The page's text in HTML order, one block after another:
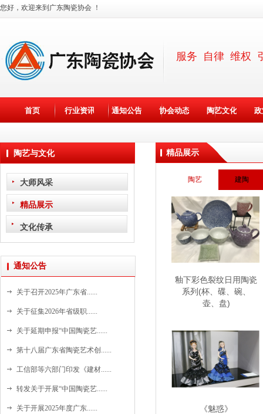
首页 行业资讯 通知公告 协会动态 陶艺文化
您好，欢迎来到广东陶瓷协会 ！
服务 自律 维权
精品展示
陶艺与文化
陶艺 建陶
大师风采
精品展示
文化传承
釉下彩色裂纹日用陶瓷
系列(杯、碟、碗、
壶、盘)
《魅惑》
通知公告
关于召开2025年广东省......
关于征集2026年省级职......
关于延期申报“中国陶瓷艺......
第十八届广东省陶瓷艺术创......
工信部等六部门印发《建材......
转发关于开展“中国陶瓷艺......
关于开展2025年度广东......